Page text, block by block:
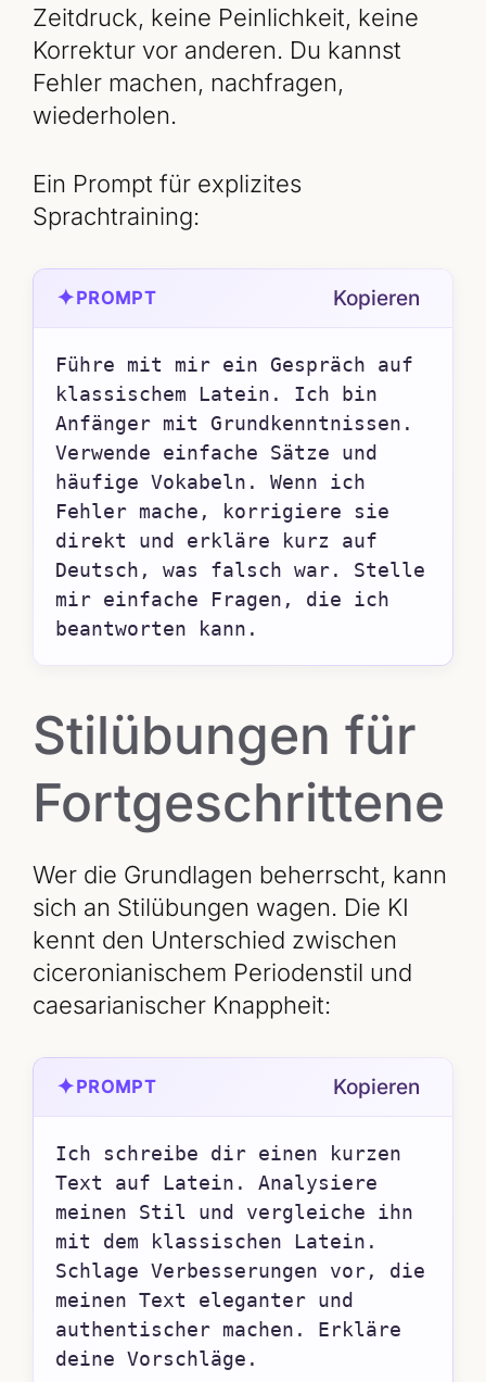
Zeitdruck, keine Peinlichkeit, keine
Korrektur vor anderen. Du kannst
Fehler machen, nachfragen,
wiederholen.
Ein Prompt für explizites
Sprachtraining:
✦PROMPT Kopieren
Führe mit mir ein Gespräch auf
klassischem Latein. Ich bin
Anfänger mit Grundkenntnissen.
Verwende einfache Sätze und
häufige Vokabeln. Wenn ich
Fehler mache, korrigiere sie
direkt und erkläre kurz auf
Deutsch, was falsch war. Stelle
mir einfache Fragen, die ich
beantworten kann.
Stilübungen für
Fortgeschrittene
Wer die Grundlagen beherrscht, kann
sich an Stilübungen wagen. Die KI
kennt den Unterschied zwischen
ciceronianischem Periodenstil und
caesarianischer Knappheit:
✦PROMPT Kopieren
Ich schreibe dir einen kurzen
Text auf Latein. Analysiere
meinen Stil und vergleiche ihn
mit dem klassischen Latein.
Schlage Verbesserungen vor, die
meinen Text eleganter und
authentischer machen. Erkläre
deine Vorschläge.